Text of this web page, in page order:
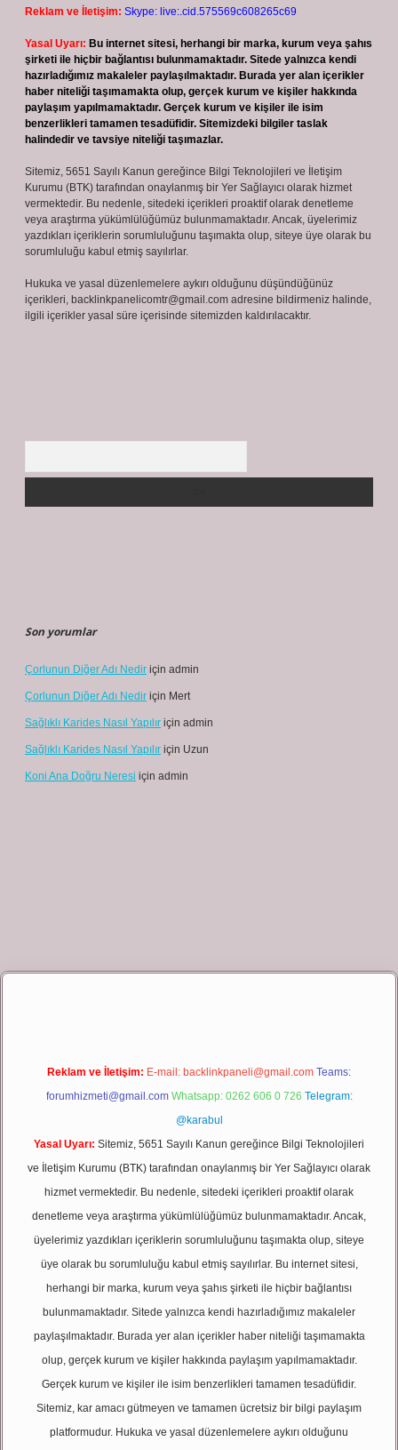
Reklam ve İletişim: Skype: live:.cid.575569c608265c69
Yasal Uyarı: Bu internet sitesi, herhangi bir marka, kurum veya şahıs
şirketi ile hiçbir bağlantısı bulunmamaktadır. Sitede yalnızca kendi
hazırladığımız makaleler paylaşılmaktadır. Burada yer alan içerikler
haber niteliği taşımamakta olup, gerçek kurum ve kişiler hakkında
paylaşım yapılmamaktadır. Gerçek kurum ve kişiler ile isim
benzerlikleri tamamen tesadüfidir. Sitemizdeki bilgiler taslak
halindedir ve tavsiye niteliği taşımazlar.
Sitemiz, 5651 Sayılı Kanun gereğince Bilgi Teknolojileri ve İletişim
Kurumu (BTK) tarafından onaylanmış bir Yer Sağlayıcı olarak hizmet
vermektedir. Bu nedenle, sitedeki içerikleri proaktif olarak denetleme
veya araştırma yükümlülüğümüz bulunmamaktadır. Ancak, üyelerimiz
yazdıkları içeriklerin sorumluluğunu taşımakta olup, siteye üye olarak bu
sorumluluğu kabul etmiş sayılırlar.
Hukuka ve yasal düzenlemelere aykırı olduğunu düşündüğünüz
içerikleri, backlinkpanelicomtr@gmail.com adresine bildirmeniz halinde,
ilgili içerikler yasal süre içerisinde sitemizden kaldırılacaktır.
Son yorumlar
Çorlunun Diğer Adı Nedir için admin
Çorlunun Diğer Adı Nedir için Mert
Sağlıklı Karides Nasıl Yapılır için admin
Sağlıklı Karides Nasıl Yapılır için Uzun
Koni Ana Doğru Neresi için admin
giriş
Reklam ve İletişim: E-mail: backlinkpaneli@gmail.com Teams:
forumhizmeti@gmail.com Whatsapp: 0262 606 0 726 Telegram:
@karabul
Yasal Uyarı: Sitemiz, 5651 Sayılı Kanun gereğince Bilgi Teknolojileri
ve İletişim Kurumu (BTK) tarafından onaylanmış bir Yer Sağlayıcı olarak
hizmet vermektedir. Bu nedenle, sitedeki içerikleri proaktif olarak
denetleme veya araştırma yükümlülüğümüz bulunmamaktadır. Ancak,
üyelerimiz yazdıkları içeriklerin sorumluluğunu taşımakta olup, siteye
üye olarak bu sorumluluğu kabul etmiş sayılırlar. Bu internet sitesi,
herhangi bir marka, kurum veya şahıs şirketi ile hiçbir bağlantısı
bulunmamaktadır. Sitede yalnızca kendi hazırladığımız makaleler
paylaşılmaktadır. Burada yer alan içerikler haber niteliği taşımamakta
olup, gerçek kurum ve kişiler hakkında paylaşım yapılmamaktadır.
Gerçek kurum ve kişiler ile isim benzerlikleri tamamen tesadüfidir.
Sitemiz, kar amacı gütmeyen ve tamamen ücretsiz bir bilgi paylaşım
platformudur. Hukuka ve yasal düzenlemelere aykırı olduğunu